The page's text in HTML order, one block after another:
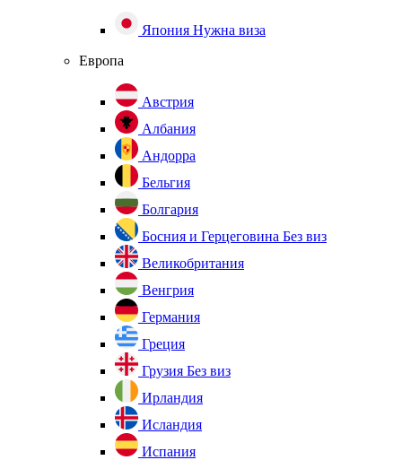
Япония Нужна виза
Европа
Австрия
Албания
Андорра
Бельгия
Болгария
Босния и Герцеговина Без виз
Великобритания
Венгрия
Германия
Греция
Грузия Без виз
Ирландия
Исландия
Испания